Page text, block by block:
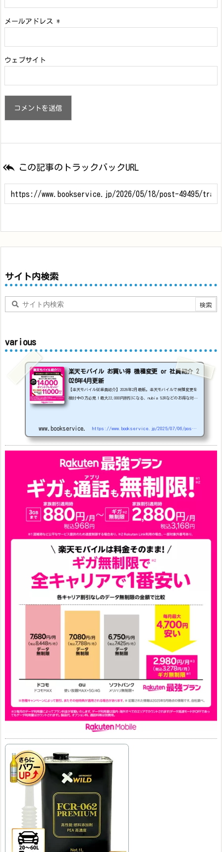
メールアドレス *
ウェブサイト
 この記事のトラックバックURL
サイト内検索
various
楽天モバイル お買い得 機種変更 or 社員紹介 2
026年4月更新
【楽天モバイル従業員紹介】2026年2月最新。楽天モバイルで機種変更を
検討中の方必見！最大22,000円割引になる、nubia S2Rなどのお得な対象
arrows We2 1円 arrows We2 Plus #1円
www.bookservice.jp https://www.bookservice.jp/2025/07/06/post-48181